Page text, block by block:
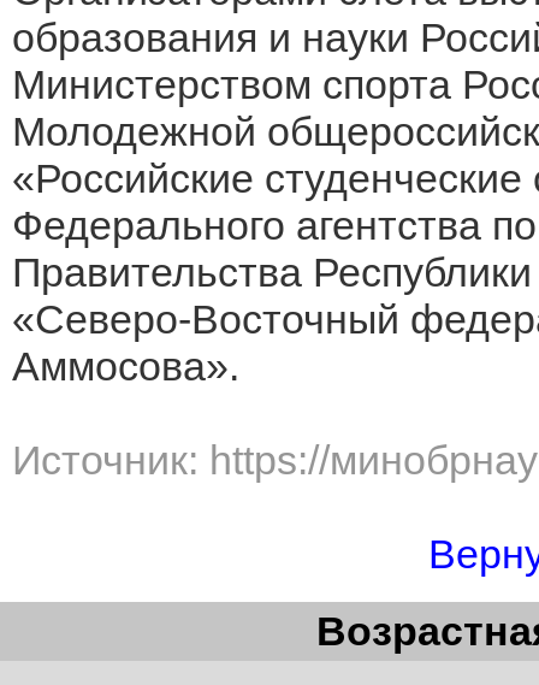
образования и науки
Министерством спорта
Молодежной
«Российские
Федерального агентства
Правительства
«Северо-Восточный
Аммосова».
Источник: https://